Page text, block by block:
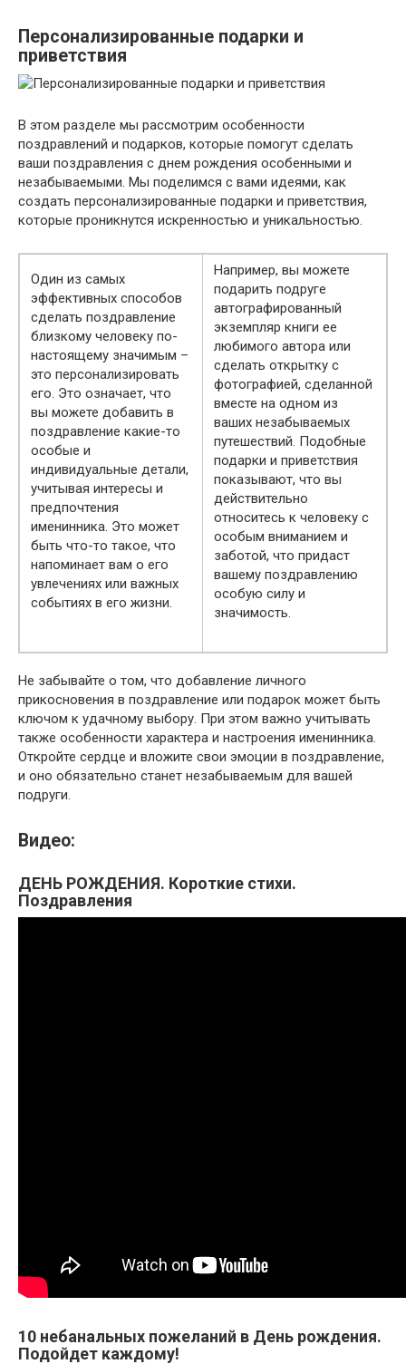
Персонализированные подарки и
приветствия
В этом разделе мы рассмотрим особенности
поздравлений и подарков, которые помогут сделать
ваши поздравления с днем рождения особенными и
незабываемыми. Мы поделимся с вами идеями, как
создать персонализированные подарки и приветствия,
которые проникнутся искренностью и уникальностью.
Один из самых
эффективных способов
сделать поздравление
близкому человеку по-
настоящему значимым –
это персонализировать
его. Это означает, что
вы можете добавить в
поздравление какие-то
особые и
индивидуальные детали,
учитывая интересы и
предпочтения
именинника. Это может
быть что-то такое, что
напоминает вам о его
увлечениях или важных
событиях в его жизни.
Например, вы можете
подарить подруге
автографированный
экземпляр книги ее
любимого автора или
сделать открытку с
фотографией, сделанной
вместе на одном из
ваших незабываемых
путешествий. Подобные
подарки и приветствия
показывают, что вы
действительно
относитесь к человеку с
особым вниманием и
заботой, что придаст
вашему поздравлению
особую силу и
значимость.
Не забывайте о том, что добавление личного
прикосновения в поздравление или подарок может быть
ключом к удачному выбору. При этом важно учитывать
также особенности характера и настроения именинника.
Откройте сердце и вложите свои эмоции в поздравление,
и оно обязательно станет незабываемым для вашей
подруги.
Видео:
ДЕНЬ РОЖДЕНИЯ. Короткие стихи.
Поздравления
10 небанальных пожеланий в День рождения.
Подойдет каждому!